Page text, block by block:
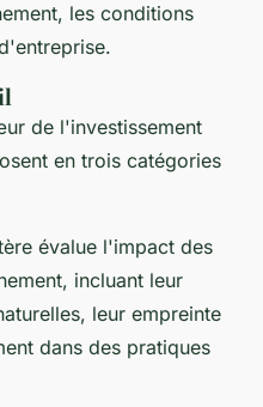
les conditions
de l'investissement
en trois catégories
évalue l'impact des
incluant leur
leur empreinte
dans des pratiques